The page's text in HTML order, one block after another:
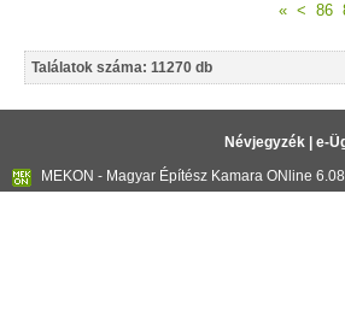
« < 86
Találatok száma: 11270 db
Névjegyzék| e-
MEKON - Magyar Építész Kamara ONline